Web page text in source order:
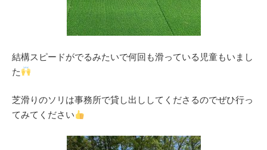
結構スピードがでるみたいで何回も滑っている児童もいまし
た
芝滑りのソリは事務所で貸し出ししてくださるのでぜひ行っ
てみてください